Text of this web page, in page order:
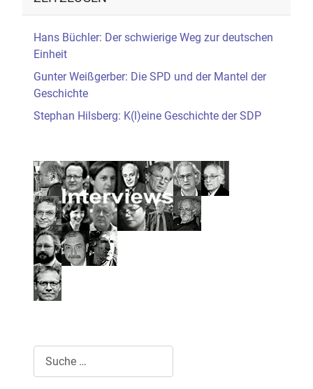
Hans Büchler: Der schwierige Weg zur deutschen
Einheit
Gunter Weißgerber: Die SPD und der Mantel der
Geschichte
Stephan Hilsberg: K(l)eine Geschichte der SDP